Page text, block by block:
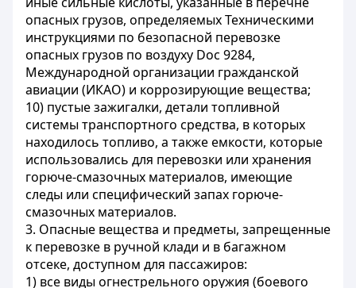
опасных грузов, определяемых Техническими
инструкциями по безопасной перевозке
опасных грузов по воздуху Doc 9284,
Международной организации гражданской
авиации (ИКАО) и коррозирующие вещества;
10) пустые зажигалки, детали топливной
системы транспортного средства, в которых
находилось топливо, а также емкости, которые
использовались для перевозки или хранения
горюче-смазочных материалов, имеющие
следы или специфический запах горюче-
смазочных материалов.
3. Опасные вещества и предметы, запрещенные
к перевозке в ручной клади и в багажном
отсеке, доступном для пассажиров:
1) все виды огнестрельного оружия (боевого